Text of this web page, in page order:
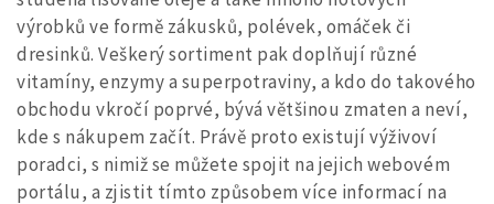
výrobků ve formě zákusků, polévek, omáček či
dresinků. Veškerý sortiment pak doplňují různé
vitamíny, enzymy a superpotraviny, a kdo do takového
obchodu vkročí poprvé, bývá většinou zmaten a neví,
kde s nákupem začít. Právě proto existují výživoví
poradci, s nimiž se můžete spojit na jejich webovém
portálu, a zjistit tímto způsobem více informací na